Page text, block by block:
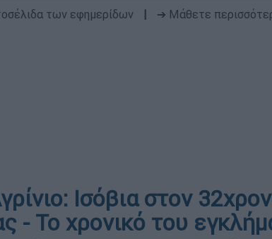
των εφημερίδων ➔ Μάθετε
Ισόβια στον
- Το χρονικό του